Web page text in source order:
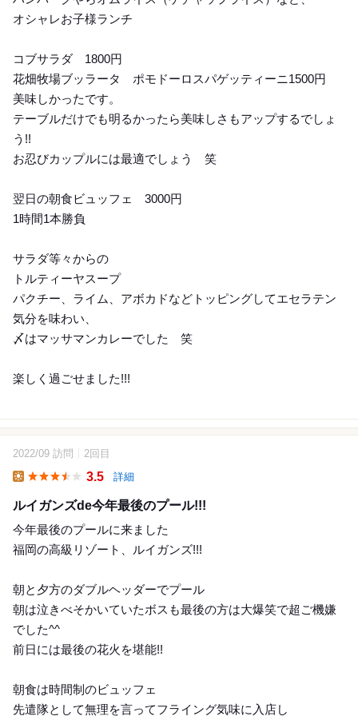
オシャレお子様ランチ
コブサラダ 1800円
花畑牧場ブッラータ ポモドーロスパゲッティーニ1500円
美味しかったです。
テーブルだけでも明るかったら美味しさもアップするでしょ
う!!
お忍びカップルには最適でしょう 笑
翌日の朝食ビュッフェ 3000円
1時間1本勝負
サラダ等々からの
トルティーヤスープ
パクチー、ライム、アボカドなどトッピングしてエセラテン
気分を味わい、
〆はマッサマンカレーでした 笑
楽しく過ごせました!!!
7
2022/09 訪問 2回目
3.5 詳細
ルイガンズde今年最後のプール!!!
今年最後のプールに来ました
福岡の高級リゾート、ルイガンズ!!!
朝と夕方のダブルヘッダーでプール
朝は泣きべそかいていたボスも最後の方は大爆笑で超ご機嫌
でした^^
前日には最後の花火を堪能!!
朝食は時間制のビュッフェ
先遣隊として無理を言ってフライング気味に入店し